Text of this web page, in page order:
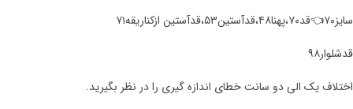
سایز۷۰👈قد۷۰،پهنا۴۸،قدآستین۵۳،قدآستین ازکناریقه۷۱
قد‌شلوار۹۸
اختلاف یک الی دو سانت خطای اندازه گیری را در نظر بگیرید.